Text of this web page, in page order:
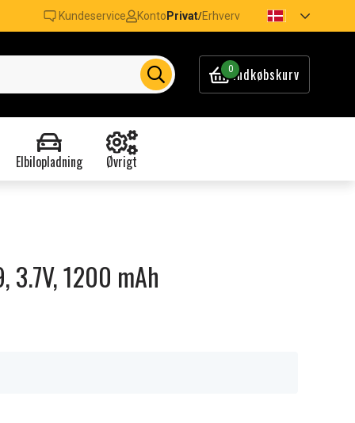
Kundeservice Konto Privat/Erhverv
0Indkøbskurv
Elbilopladning Øvrigt
3.7V, 1200 mAh